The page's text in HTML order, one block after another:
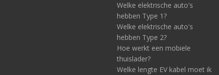
Welke elektrische auto's
hebben Type 1?
Welke elektrische auto's
hebben Type 2?
Hoe werkt een mobiele
thuislader?
Welke lengte EV kabel moet ik